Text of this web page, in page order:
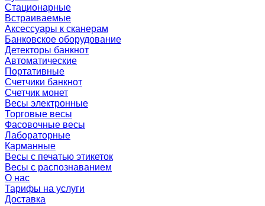
Стационарные
Встраиваемые
Аксессуары к сканерам
Банковское оборудование
Детекторы банкнот
Автоматические
Портативные
Счетчики банкнот
Счетчик монет
Весы электронные
Торговые весы
Фасовочные весы
Лабораторные
Карманные
Весы с печатью этикеток
Весы с распознаванием
О нас
Тарифы на услуги
Доставка